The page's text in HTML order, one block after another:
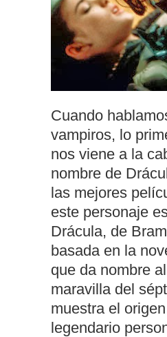
Cuando
vampiros, lo
nos viene a la
nombre de
las mejores
este personaje
Drácula, de
basada en la
que da nombre
maravilla del
muestra el
legendario